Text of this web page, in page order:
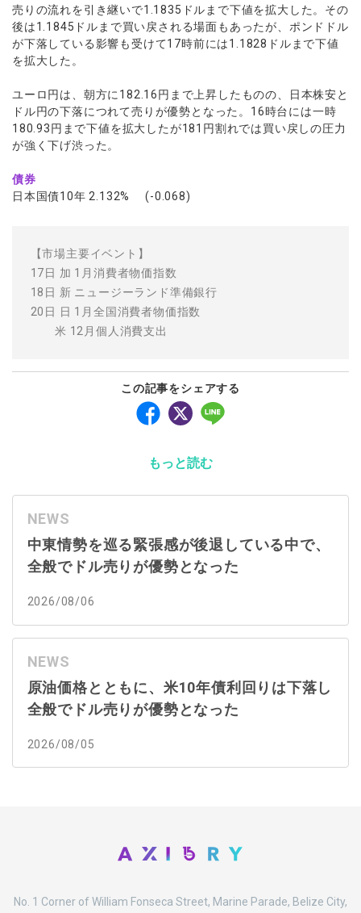
売りの流れを引き継いで1.1835ドルまで下値を拡大した。その
後は1.1845ドルまで買い戻される場面もあったが、ポンドドル
が下落している影響も受けて17時前には1.1828ドルまで下値
を拡大した。
ユーロ円は、朝方に182.16円まで上昇したものの、日本株安と
ドル円の下落につれて売りが優勢となった。16時台には一時
180.93円まで下値を拡大したが181円割れでは買い戻しの圧力
が強く下げ渋った。
債券
日本国債10年 2.132% (-0.068)
【市場主要イベント】
17日 加 1月消費者物価指数
18日 新 ニュージーランド準備銀行
20日 日 1月全国消費者物価指数
米 12月個人消費支出
この記事をシェアする
もっと読む
NEWS
中東情勢を巡る緊張感が後退している中で、
全般でドル売りが優勢となった
2026/08/06
NEWS
原油価格とともに、米10年債利回りは下落し
全般でドル売りが優勢となった
2026/08/05
No. 1 Corner of William Fonseca Street, Marine Parade, Belize City,